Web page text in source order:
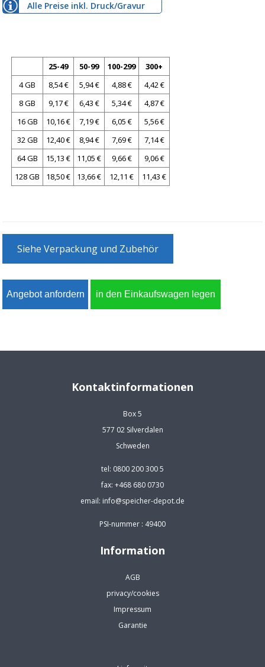
Alle Preise inkl. Druck/Gravur
25-49 50-99 100-299
300+
4 GB
8,54 € 5,94 € 4,88 €
4,42 €
8 GB
9,17 € 6,43 € 5,34 €
4,87 €
16 GB
10,16 € 7,19 € 6,05 €
5,56 €
32 GB
12,40 € 8,94 € 7,69 €
7,14 €
64 GB
15,13 € 11,05 € 9,66 €
9,06 €
128 GB
18,50 € 13,66 € 12,11 € 11,43 €
Siehe Verpackung und Zubehör
Kontaktinformationen
Box 5
577 02 Silverdalen
Schweden
tel: 0800 200 300 5
fax: +468 680 0730
email: info@speicher-depot.de
PSI-nummer : 49400
Information
AGB
privacy/cookies
Impressum
Garantie